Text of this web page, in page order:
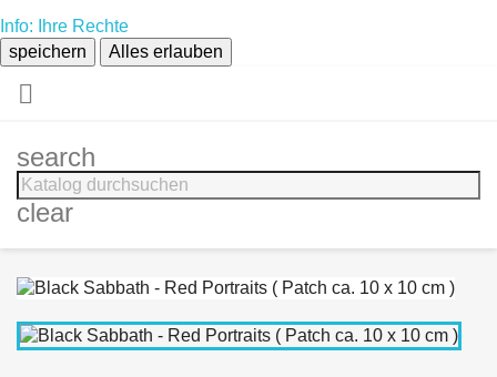
Info: Ihre Rechte
speichern
Alles erlauben

search
clear